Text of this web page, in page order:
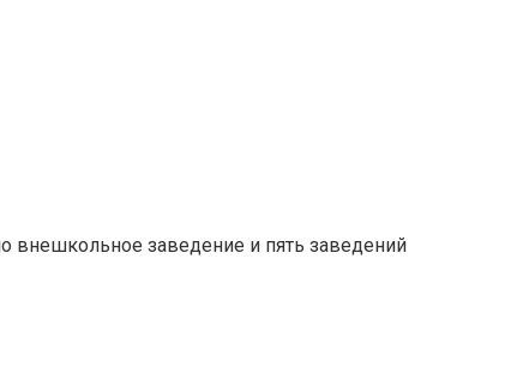
внешкольное заведение и пять заведений